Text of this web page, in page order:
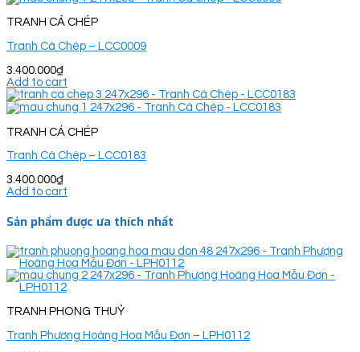
TRANH CÁ CHÉP
Tranh Cá Chép – LCC0009
3.400.000₫
Add to cart
TRANH CÁ CHÉP
Tranh Cá Chép – LCC0183
3.400.000₫
Add to cart
Sản phẩm được ưa thích nhất
TRANH PHONG THUỶ
Tranh Phượng Hoàng Hoa Mẫu Đơn – LPH0112